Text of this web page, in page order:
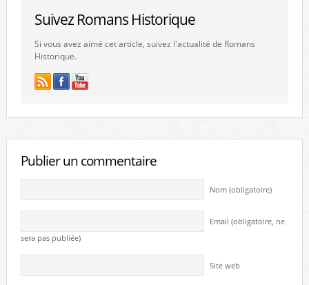
Suivez Romans Historique
Si vous avez aimé cet article, suivez l'actualité de Romans
Historique.
Publier un commentaire
Nom (obligatoire)
Email (obligatoire, ne
sera pas publiée)
Site web